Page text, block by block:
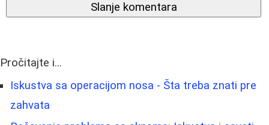
Slanje komentara
Pročitajte i...
Iskustva sa operacijom nosa - Šta treba znati pre
zahvata